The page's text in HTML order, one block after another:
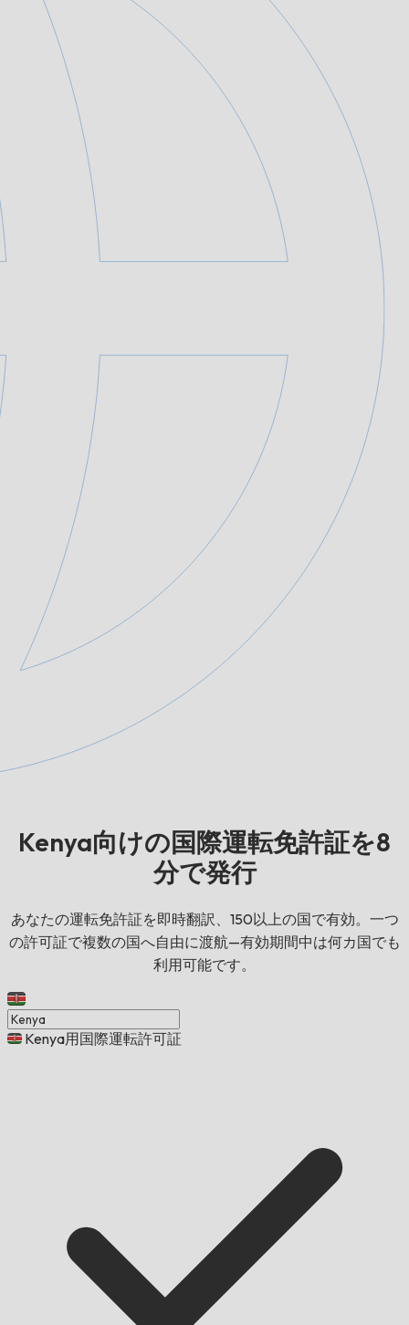
Kenya向けの国際運転免許証を8
分で発行
あなたの運転免許証を即時翻訳、150以上の国で有効。一つ
の許可証で複数の国へ自由に渡航—有効期間中は何カ国でも
利用可能です。
Kenya用国際運転許可証